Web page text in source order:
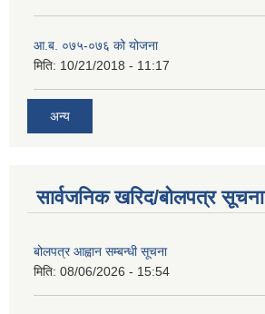
आ.ब. ०७५-०७६ को योजना
मिति: 10/21/2018 - 11:17
अन्य
सार्वजनिक खरिद/बोलपत्र सूचना
बोलपत्र आह्वान सम्बन्धी सूचना
मिति: 08/06/2026 - 15:54